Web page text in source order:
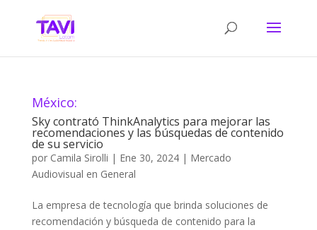
México:
Sky contrató ThinkAnalytics para mejorar las
recomendaciones y las búsquedas de contenido
de su servicio
por Camila Sirolli | Ene 30, 2024| Mercado
Audiovisual en General
La empresa de tecnología que brinda soluciones de
recomendación y búsqueda de contenido para la